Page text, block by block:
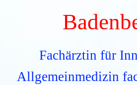
Fachärztin für
Allgemeinmedizin